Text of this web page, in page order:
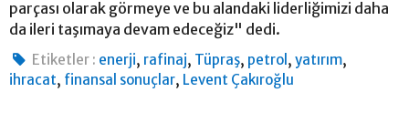
parçası olarak görmeye ve bu alandaki liderliğimizi daha
da ileri taşımaya devam edeceğiz" dedi.
Etiketler : enerji, rafinaj, Tüpraş, petrol ,yatırım,
ihracat, finansal sonuçlar, Levent Çakıroğlu